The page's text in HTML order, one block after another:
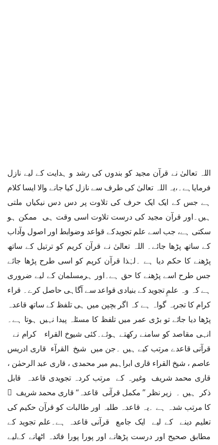
اللہ تعالیٰ نے قرآن مجید کو بندوں کی رشد و ہدایت کے لیے نازل
فرمایاہے۔،یہ اللہ تعالیٰ کی طرف سے نازل کیا جانے والا ایسا کلام
ہے جس کے ایک ایک حرف کی تلاوت پر دس دس نیکیاں ملتی
ہیں۔اور قرآن مجید کی درست تلاوت اسی وقت ہی ممکن ہو
سکتی ہے، جب اسے علم تجویدکے قواعد وضوابط اور اصول وآداب
کے ساتھ پڑھا جائے۔ اللہ تعالیٰ نے قرآن کریم کو ترتیل کے ساتھ
پڑھنے کا حکم دیا ہے ۔لہٰذا قرآن کریم کو اسی طرح پڑھا جائے
جس طرح اسے پڑھنے کا حق ہے۔اور ہرمسلمان کے لیے ضروری
ہے کہ وہ علمِ تجوید کے بنیادی قواعد سے آگاہی حاصل کرے۔ قراء
کرام کا تجربہ گواہ ہے کہ اگر بچپن میں ہی تلفظ کے ساتھ قاعدہ
پڑھا دیا جائے تو بڑی عمر میں تلفظ کا مسئلہ پیدا نہیں ہوتا ہے۔
انہی مقاصد کو سامنے رکھتے ہوئے۔کئی شیوخ القراء کرام نے
قرآنی قاعدے مرتب کیے ہیں ۔جن میں شیخ القرآء قاری ادریس
عاصم ، شیخ القراء قاری ابراہیم میر محمدی ، قاری عبد الرحمٰن ،
قاری محمد شریف وغیرہ کے مرتب کردہ تجویدی قاعدہ قابل
ذکر ہیں ۔ زیر نظر ’’ مکمل قرآنی قاعدہ‘‘ قاری محمد شریف ﷫
کا مرتب شدہ ہے ۔یہ قاعدہ طلبہ اور طالبات کو قرآن حکیم کی
تعلیم دینے کے لیے ایک جامع قرآنی قاعدہ ہے۔علم تجوید کے
مطابق صحیح اور درست پڑھانے اور پورا پورا فائدہ اٹھانے کےلیے